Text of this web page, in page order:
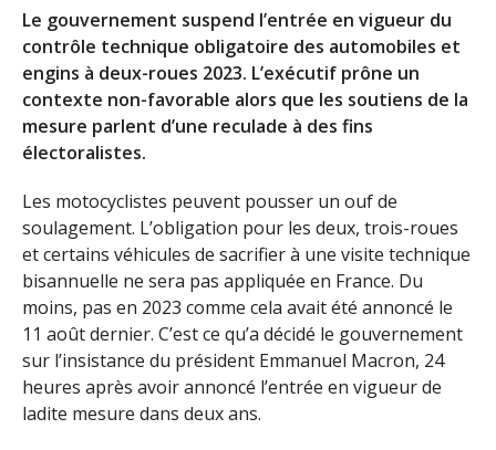
Le gouvernement suspend l’entrée en vigueur du
contrôle technique obligatoire des automobiles et
engins à deux-roues 2023. L’exécutif prône un
contexte non-favorable alors que les soutiens de la
mesure parlent d’une reculade à des fins
électoralistes.
Les motocyclistes peuvent pousser un ouf de
soulagement. L’obligation pour les deux, trois-roues
et certains véhicules de sacrifier à une visite technique
bisannuelle ne sera pas appliquée en France. Du
moins, pas en 2023 comme cela avait été annoncé le
11 août dernier. C’est ce qu’a décidé le gouvernement
sur l’insistance du président Emmanuel Macron, 24
heures après avoir annoncé l’entrée en vigueur de
ladite mesure dans deux ans.